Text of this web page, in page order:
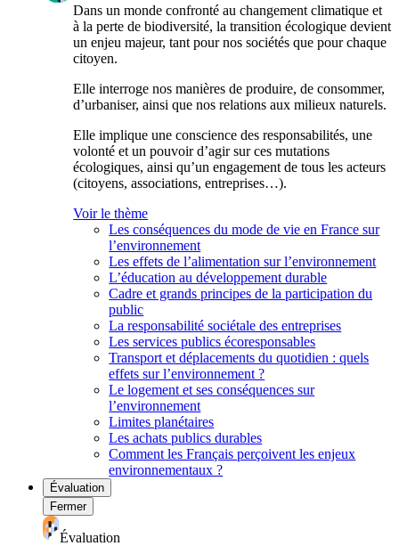
Dans un monde confronté au changement climatique et
à la perte de biodiversité, la transition écologique devient
un enjeu majeur, tant pour nos sociétés que pour chaque
citoyen.
Elle interroge nos manières de produire, de consommer,
d’urbaniser, ainsi que nos relations aux milieux naturels.
Elle implique une conscience des responsabilités, une
volonté et un pouvoir d’agir sur ces mutations
écologiques, ainsi qu’un engagement de tous les acteurs
(citoyens, associations, entreprises…).
Voir le thème
Les conséquences du mode de vie en France sur
l’environnement
Les effets de l’alimentation sur l’environnement
L’éducation au développement durable
Cadre et grands principes de la participation du
public
La responsabilité sociétale des entreprises
Les services publics écoresponsables
Transport et déplacements du quotidien : quels
effets sur l’environnement ?
Le logement et ses conséquences sur
l’environnement
Limites planétaires
Les achats publics durables
Comment les Français perçoivent les enjeux
environnementaux ?
Évaluation
Fermer
Évaluation